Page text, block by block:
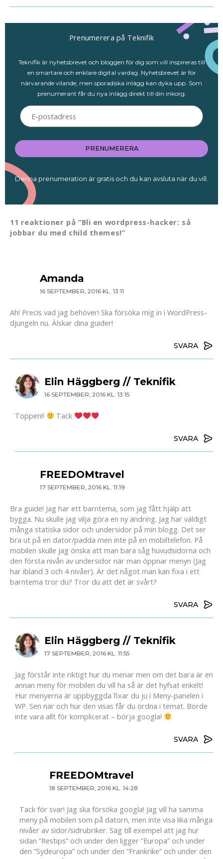
Prenumerera på Teknifik
Teknifik är nyhetsbrevet och bloggen för dig som vill inspireras till
en smartare och enklare digital vardag. Nyhetsbrevet är för
närvarande vilande, men sporadiska inlägg kan dyka upp. Som
prenumerant får du nya inlägg direkt till din inkorg.
E-
postadress
PRENUMERERA
Denna prenumeration är gratis och du kan avsluta när du vill.
11 reaktioner på ”Bli en wordpress-hacker: så
jobbar du med child themes!”
Amanda
16 SEPTEMBER, 2016 KL. 13:11
Ah! Precis vad jag behöver! Ska försöka mig in i WordPress-
djungeln nu. Älskar dina guider!
SVARA
Elin Häggberg // Teknifik
16 SEPTEMBER, 2016 KL. 13:15
Toppen!! Tack
SVARA
FREEDOMtravel
17 SEPTEMBER, 2016 KL. 11:19
Bra guide! Jag har ett barntema, som jag fått hjälp att
bygga. Nu skulle jag vilja göra en ny ändring. Jag har väldigt
många statiska sidor och undersidor på min blogg. Det ser
bra ut på en dator/padda men inte på en mobiltelefon. På
mobilen skulle jag önska att man bara såg huvudsidorna och
den första nivån av undersidor när man öppnar menyn (Jag
har ibland 3 och 4 nivåer). Är det något man kan fixa i ett
barntema tror du? Tror du att det är svårt?
SVARA
Elin Häggberg // Teknifik
17 SEPTEMBER, 2016 KL. 11:55
Jag förstår inte riktigt hur du menar men om det bara är en
annan meny för mobilen du vill ha så är det hyfsat enkelt!
Hur menyerna är uppbyggda fixar du ju i Meny-panelen i
WP. Sen när och hur den visas får du ordna i temat. Borde
inte vara allt för komplicerat – börja googla!
SVARA
FREEDOMtravel
18 SEPTEMBER, 2016 KL. 14:28
Tack för svar! Jag ska försöka googla! Jag vill ha samma
meny på mobilen som på datorn, men inte visa lika många
nivåer av sidor/sidrubriker. Säg till exempel att jag hur
sidan ”Restips” och under den ligger ”Europa” och under
den ”Sydeuropa” och under den ”Frankrike” och under den